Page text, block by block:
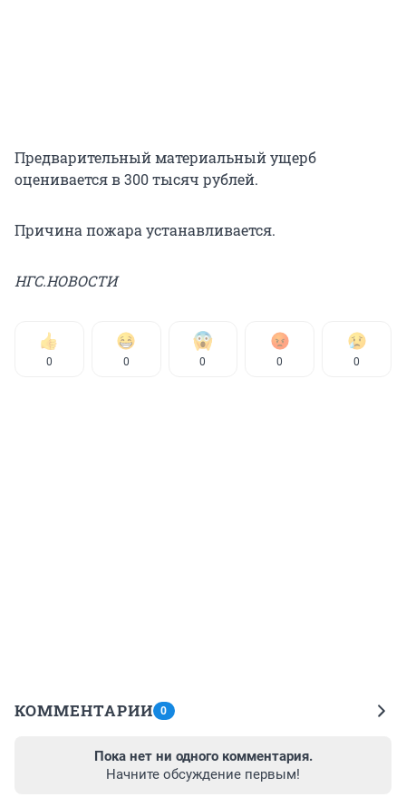
Предварительный материальный ущерб
оценивается в 300 тысяч рублей.
Причина пожара устанавливается.
НГС.НОВОСТИ
0 0 0 0 0
КОММЕНТАРИИ 0
Пока нет ни одного комментария.
Начните обсуждение первым!